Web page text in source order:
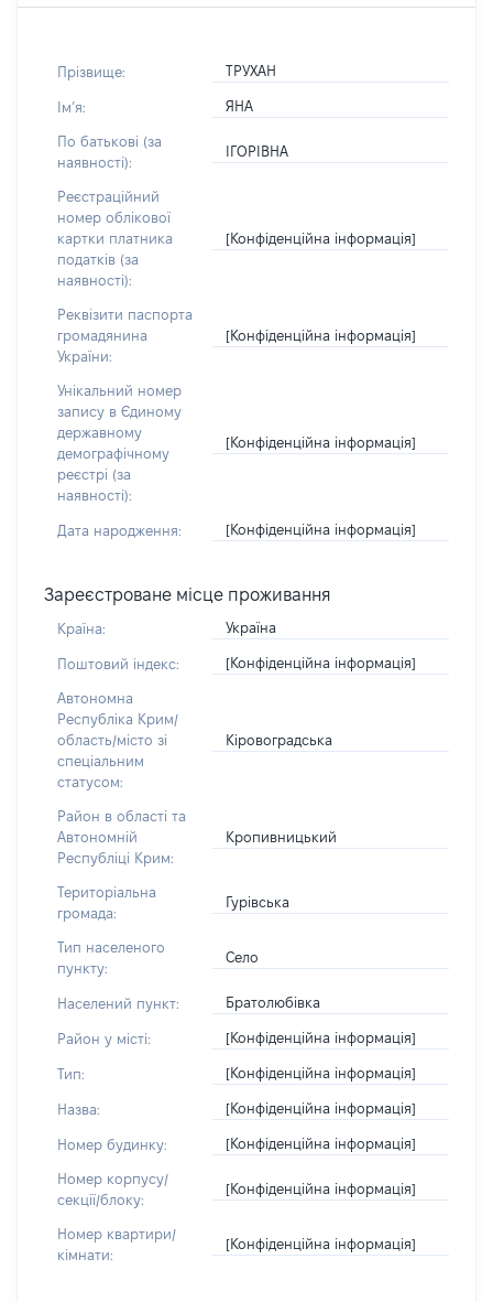
Прізвище: ТРУХАН
Імʼя: ЯНА
По батькові (за
наявності):
ІГОРІВНА
Реєстраційний
номер облікової
картки платника
податків (за
наявності):
[Конфіденційна інформація]
Реквізити паспорта
громадянина
України:
[Конфіденційна інформація]
Унікальний номер
запису в Єдиному
державному
демографічному
реєстрі (за
наявності):
[Конфіденційна інформація]
Дата народження: [Конфіденційна інформація]
Зареєстроване місце проживання
Країна: Україна
Поштовий індекс: [Конфіденційна інформація]
Автономна
Республіка Крим/
область/місто зі
спеціальним
статусом:
Кіровоградська
Район в області та
Автономній
Республіці Крим:
Кропивницький
Територіальна
громада:
Гурівська
Тип населеного
пункту:
Село
Населений пункт: Братолюбівка
Район у місті: [Конфіденційна інформація]
Тип: [Конфіденційна інформація]
Назва: [Конфіденційна інформація]
Номер будинку: [Конфіденційна інформація]
Номер корпусу/
секції/блоку:
[Конфіденційна інформація]
Номер квартири/
кімнати:
[Конфіденційна інформація]